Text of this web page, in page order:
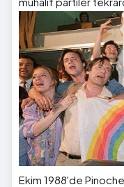
Ekim 1988'de